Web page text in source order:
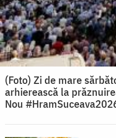
(Foto) Zi de mare
arhierească la
Nou